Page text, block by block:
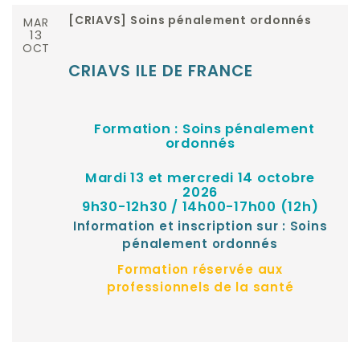
MAR
13
OCT
[CRIAVS] Soins pénalement ordonnés
CRIAVS ILE DE FRANCE
Formation : Soins pénalement
ordonnés
Mardi 13 et mercredi 14 octobre
2026
9h30-12h30 / 14h00-17h00 (12h)
Information et inscription sur : Soins
pénalement ordonnés
Formation réservée aux
professionnels de la santé